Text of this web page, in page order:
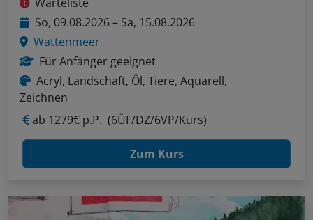
So, 09.08.2026 – Sa, 15.08.2026
Wattenmeer
Für Anfänger geeignet
Acryl, Landschaft, Öl, Tiere, Aquarell,
Zeichnen
ab 1279€ p.P. (6ÜF/DZ/6VP/Kurs)
Zum Kurs